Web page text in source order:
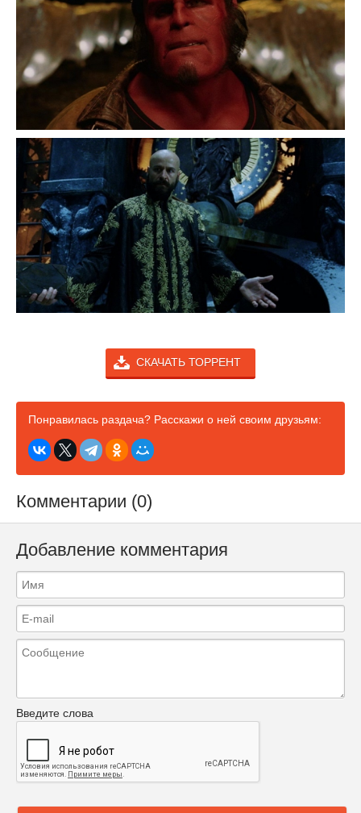
СКАЧАТЬ ТОРРЕНТ
Понравилась раздача? Расскажи о ней своим друзьям:
Комментарии (0)
Добавление комментария
Введите слова